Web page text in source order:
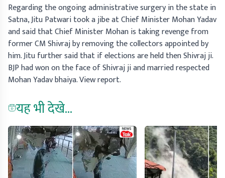
Regarding the ongoing administrative surgery in the state in
Satna, Jitu Patwari took a jibe at Chief Minister Mohan Yadav
and said that Chief Minister Mohan is taking revenge from
former CM Shivraj by removing the collectors appointed by
him. Jitu further said that if elections are held then Shivraj ji.
BJP had won on the face of Shivraj ji and married respected
Mohan Yadav bhaiya. View report.
यह भी देखे...